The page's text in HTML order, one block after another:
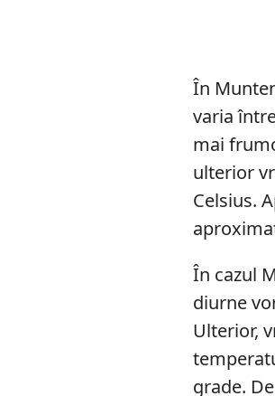
În
varia
mai
ulterior
Celsius.
În cazul
diurne
Ulterior,
grade.